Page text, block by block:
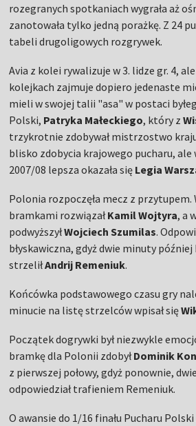
rozegranych spotkaniach wygrała aż
zanotowała tylko jedną porażkę. Z 24
tabeli drugoligowych rozgrywek.
Avia z kolei rywalizuje w 3. lidze gr. 4,
kolejkach zajmuje dopiero jedenaste
mieli w swojej talii "asa" w postaci
Polski, Patryka Małeckiego, który z
trzykrotnie zdobywał mistrzostwo kraju.
blisko zdobycia krajowego pucharu, ale
2007/08 lepsza okazała się Legia
Polonia rozpoczęła mecz z przytupem.
bramkami rozwiązałKamil Wojtyra, a
podwyższyłWojciech Szumilas.
błyskawiczna, gdyż dwie minuty
strzeliłAndrij Remeniuk.
Końcówka podstawowego czasu gry
minucie na listę strzelców wpisał się
Początek dogrywki był niezwykle
bramkę dla Polonii zdobyłDominik
z pierwszej połowy, gdyż ponownie,
odpowiedział trafieniem Remeniuk.
O awansie do 1/16 finału Pucharu